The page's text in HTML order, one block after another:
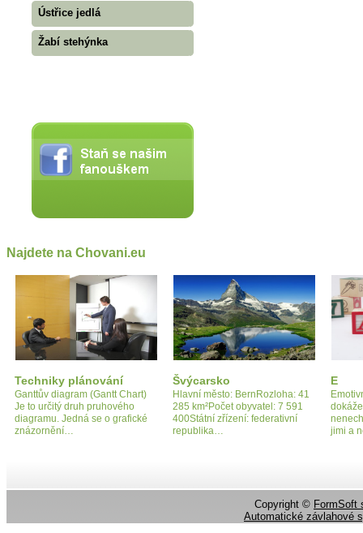
Ústřice jedlá
Žabí stehýnka
Najdete na Chovani.eu
Techniky plánování
Ganttův diagram (Gantt Chart)
Je to určitý druh pruhového
diagramu. Jedná se o grafické
znázornění…
Švýcarsko
Hlavní město: BernRozloha: 41
285 km²Počet obyvatel: 7 591
400Státní zřízení: federativní
republika…
E
jimi a
Copyright © FormSoft
Automatické závlahové